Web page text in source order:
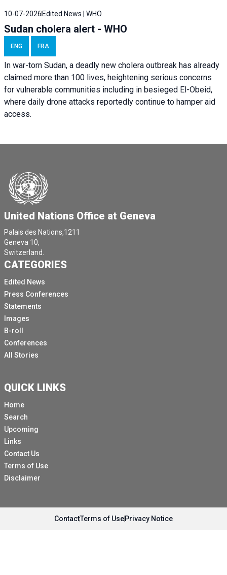
10-07-2026 Edited News | WHO
Sudan cholera alert - WHO
ENG FRA
In war-torn Sudan, a deadly new cholera outbreak has already
claimed more than 100 lives, heightening serious concerns
for vulnerable communities including in besieged El-Obeid,
where daily drone attacks reportedly continue to hamper aid
access.
United Nations Office at Geneva
Palais des Nations,1211
Geneva 10,
Switzerland.
CATEGORIES
Edited News
Press Conferences
Statements
Images
B-roll
Conferences
All Stories
QUICK LINKS
Home
Search
Upcoming
Links
Contact Us
Terms of Use
Disclaimer
ContactTerms of UsePrivacy Notice